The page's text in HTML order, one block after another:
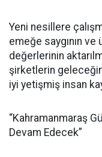
Yeni nesillere
emeğe saygının
değerlerinin
şirketlerin
iyi yetişmiş insan
“Kahramanmaraş
Devam Edecek”